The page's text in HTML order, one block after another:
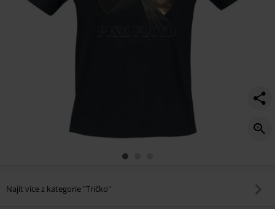
Najít více z kategorie "Tričko"